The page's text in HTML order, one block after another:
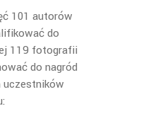
101 autorów
do
119 fotografii
do nagród
uczestników